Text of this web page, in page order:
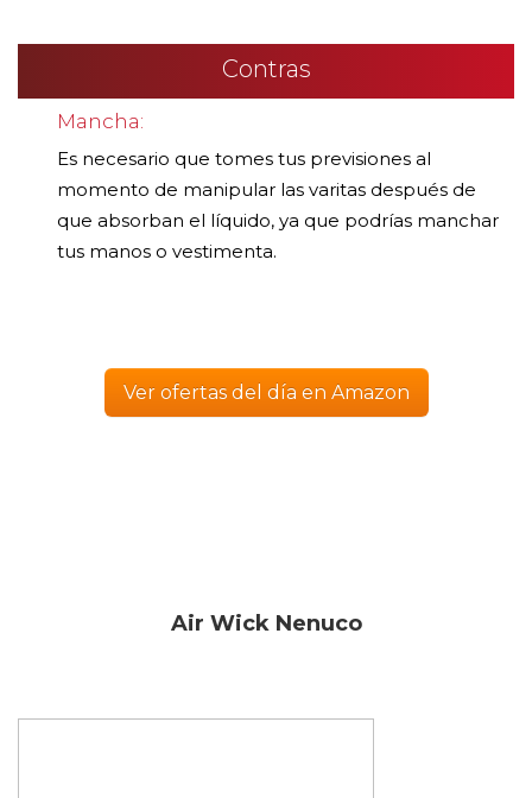
Contras
Mancha:
Es necesario que tomes tus previsiones al
momento de manipular las varitas después de
que absorban el líquido, ya que podrías manchar
tus manos o vestimenta.
Ver ofertas del día en Amazon
Air Wick Nenuco